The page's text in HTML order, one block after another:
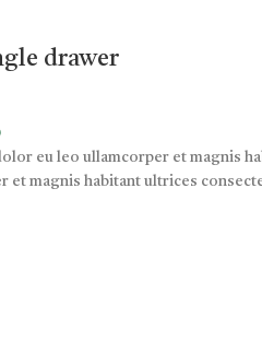
drawer
eu leo ullamcorper et magnis
et magnis habitant ultrices